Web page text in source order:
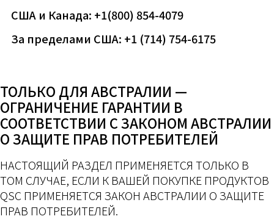
США и Канада: +1(800) 854-4079
За пределами США: +1 (714) 754-6175
ТОЛЬКО ДЛЯ АВСТРАЛИИ —
ОГРАНИЧЕНИЕ ГАРАНТИИ В
СООТВЕТСТВИИ С ЗАКОНОМ АВСТРАЛИИ
О ЗАЩИТЕ ПРАВ ПОТРЕБИТЕЛЕЙ
НАСТОЯЩИЙ РАЗДЕЛ ПРИМЕНЯЕТСЯ ТОЛЬКО В
ТОМ СЛУЧАЕ, ЕСЛИ К ВАШЕЙ ПОКУПКЕ ПРОДУКТОВ
QSC ПРИМЕНЯЕТСЯ ЗАКОН АВСТРАЛИИ О ЗАЩИТЕ
ПРАВ ПОТРЕБИТЕЛЕЙ.